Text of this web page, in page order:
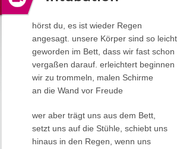
hörst du, es ist wieder Regen
angesagt. unsere Körper sind so leicht
geworden im Bett, dass wir fast schon
vergaßen darauf. erleichtert beginnen
wir zu trommeln, malen Schirme
an die Wand vor Freude
wer aber trägt uns aus dem Bett,
setzt uns auf die Stühle, schiebt uns
hinaus in den Regen, wenn uns